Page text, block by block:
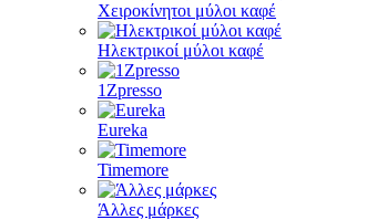
Χειροκίνητοι μύλοι καφέ
Ηλεκτρικοί μύλοι καφέ
1Zpresso
Eureka
Timemore
Άλλες μάρκες